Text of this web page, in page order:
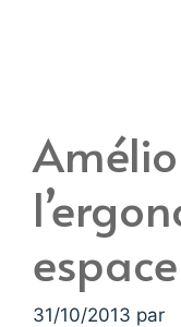
31/10/2013 par